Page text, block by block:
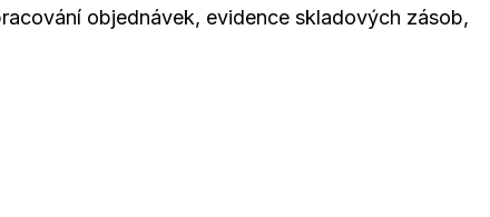
objednávek, evidence skladových zásob,